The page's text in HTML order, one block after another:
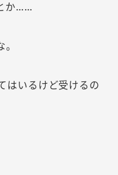
か……
はいるけど受けるの